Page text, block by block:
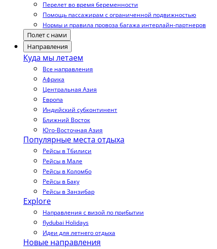
Перелет во время беременности
Помощь пассажирам с ограниченной подвижностью
Нормы и правила провоза багажа интерлайн-партнеров
Полет с нами
Направления
Куда мы летаем
Все направления
Африка
Центральная Азия
Европа
Индийский субконтинент
Ближний Восток
Юго-Восточная Азия
Популярные места отдыха
Рейсы в Тбилиси
Рейсы в Мале
Рейсы в Коломбо
Рейсы в Баку
Рейсы в Занзибар
Explore
Направления с визой по прибытии
flydubai Holidays
Идеи для летнего отдыха
Новые направления